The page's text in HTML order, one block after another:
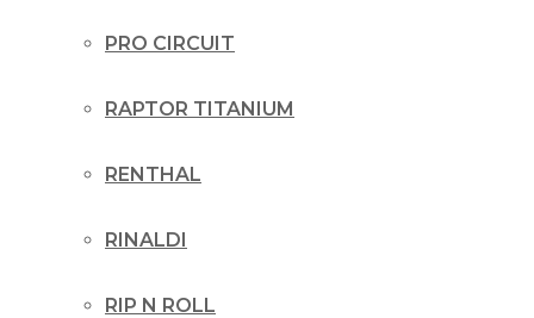
PRO CIRCUIT
RAPTOR TITANIUM
RENTHAL
RINALDI
RIP N ROLL